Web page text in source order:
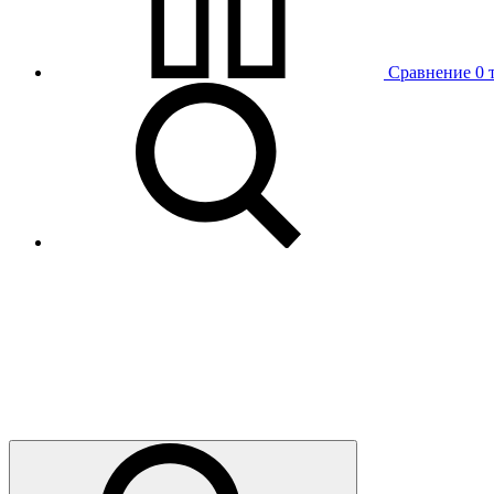
Сравнение 0